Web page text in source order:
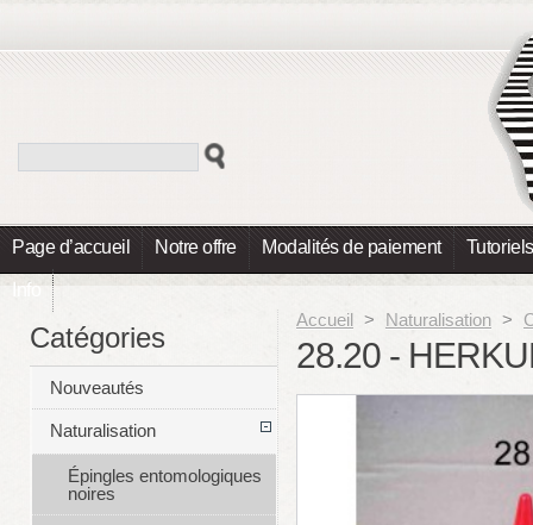
Page d’accueil Notre offre Modalités de paiement Tutoriels
Info
Accueil > Naturalisation >
28.20 -
Catégories
Nouveautés
Naturalisation
Épingles entomologiques
noires